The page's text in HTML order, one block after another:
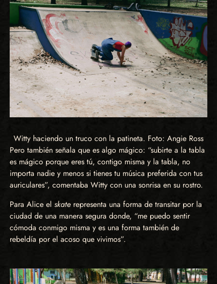
Witty haciendo un truco con la patineta. Foto: Angie Ross
Pero también señala que es algo mágico: “subirte a la tabla
es mágico porque eres tú, contigo misma y la tabla, no
importa nadie y menos si tienes tu música preferida con tus
auriculares”, comentaba Witty con una sonrisa en su rostro.
Para Alice el skate representa una forma de transitar por la
ciudad de una manera segura donde, “me puedo sentir
cómoda conmigo misma y es una forma también de
rebeldía por el acoso que vivimos”.